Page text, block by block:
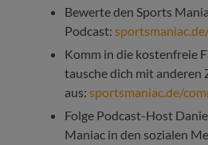
Bewerte den Sports
Podcast:
Komm in die kostenfreie
tausche dich mit anderen
aus:sportsmaniac.de/
Folge Podcast-Host
Maniac in den sozialen